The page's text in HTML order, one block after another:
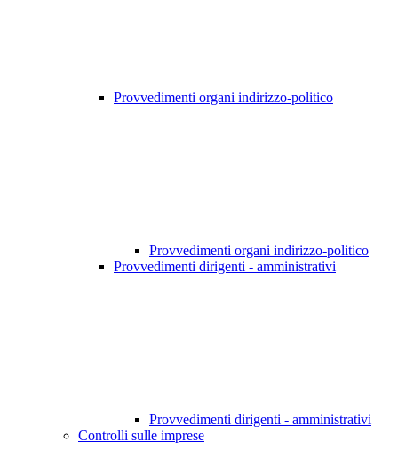
Provvedimenti organi indirizzo-politico
Provvedimenti organi indirizzo-politico
Provvedimenti dirigenti - amministrativi
Provvedimenti dirigenti - amministrativi
Controlli sulle imprese